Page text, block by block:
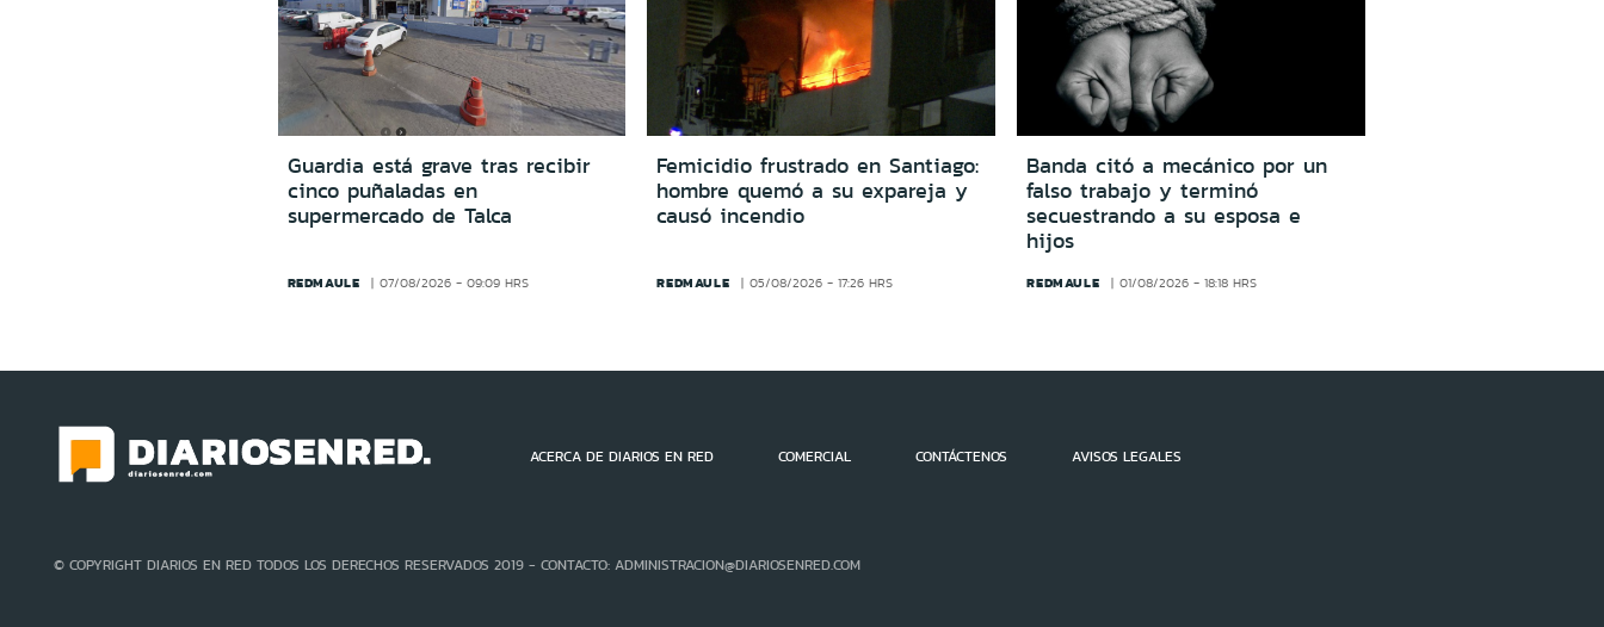
Guardia está grave tras recibir
cinco puñaladas en
supermercado de Talca
REDMAULE 07/08/2026 - 09:09 HRS
Femicidio frustrado en Santiago:
hombre quemó a su expareja y
causó incendio
REDMAULE 05/08/2026 - 17:26 HRS
Banda citó a mecánico por un
falso trabajo y terminó
secuestrando a su esposa e
hijos
REDMAULE 01/08/2026 - 18:18 HRS
ACERCA DE DIARIOS EN RED COMERCIAL CONTÁCTENOS AVISOS LEGALES
© COPYRIGHT DIARIOS EN RED TODOS LOS DERECHOS RESERVADOS 2019 - CONTACTO: ADMINISTRACION@DIARIOSENRED.COM